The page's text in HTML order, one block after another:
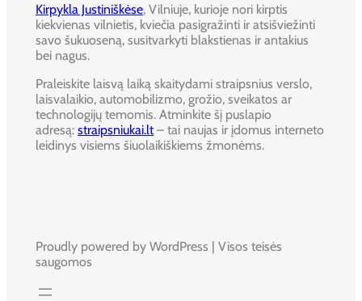
Kirpykla Justiniškėse, Vilniuje, kurioje nori kirptis
kiekvienas vilnietis, kviečia pasigražinti ir atsišviežinti
savo šukuoseną, susitvarkyti blakstienas ir antakius
bei nagus.
Praleiskite laisvą laiką skaitydami straipsnius verslo,
laisvalaikio, automobilizmo, grožio, sveikatos ar
technologijų temomis. Atminkite šį puslapio
adresą: straipsniukai.lt– tai naujas ir įdomus interneto
leidinys visiems šiuolaikiškiems žmonėms.
Proudly powered by WordPress | Visos teisės
saugomos